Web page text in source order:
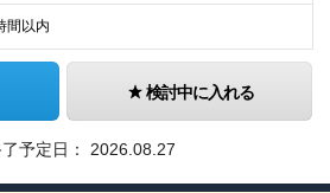
間以内
検討中に入れる
予定日： 2026.08.27